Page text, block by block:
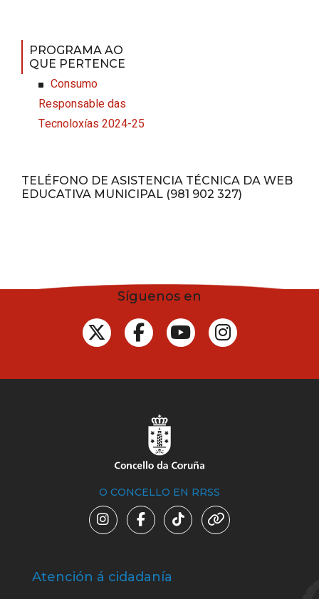
PROGRAMA AO
QUE PERTENCE
Consumo
Responsable das
Tecnoloxías 2024-25
TELÉFONO DE ASISTENCIA TÉCNICA DA WEB
EDUCATIVA MUNICIPAL (981 902 327)
Síguenos en
O CONCELLO EN RRSS
Atención á cidadanía